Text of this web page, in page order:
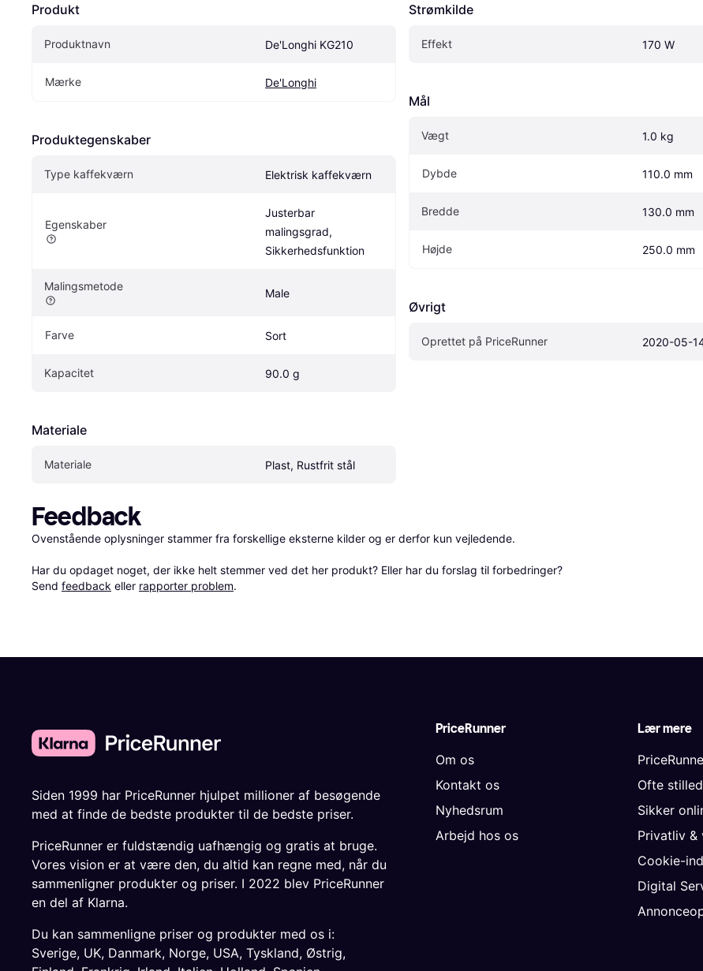
Produkt
Produktnavn De'Longhi KG210
Mærke De'Longhi
Produktegenskaber
Type kaffekværn Elektrisk kaffekværn
Egenskaber
Justerbar
malingsgrad,
Sikkerhedsfunktion
Malingsmetode
Male
Farve Sort
Kapacitet 90.0 g
Materiale
Materiale Plast, Rustfrit stål
Strømkilde
Effekt 170 W
Mål
Vægt 1.0 kg
Dybde 110.0 mm
Bredde 130.0 mm
Højde 250.0 mm
Øvrigt
Oprettet på PriceRunner 2020-05-
Feedback
Ovenstående oplysninger stammer fra forskellige eksterne kilder og er derfor kun vejledende.
Har du opdaget noget, der ikke helt stemmer ved det her produkt? Eller har du forslag til forbedringer?
Send feedback eller rapporter problem.
PriceRunner
Om os
Kontakt os
Nyhedsrum
Arbejd hos os
Lær mere
Ofte
Sikker
Privatliv &
Cookie-
Digital
Siden 1999 har PriceRunner hjulpet millioner af besøgende
med at finde de bedste produkter til de bedste priser.
PriceRunner er fuldstændig uafhængig og gratis at bruge.
Vores vision er at være den, du altid kan regne med, når du
sammenligner produkter og priser. I 2022 blev PriceRunner
en del af Klarna.
Du kan sammenligne priser og produkter med os i:
Sverige, UK, Danmark, Norge, USA, Tyskland, Østrig,